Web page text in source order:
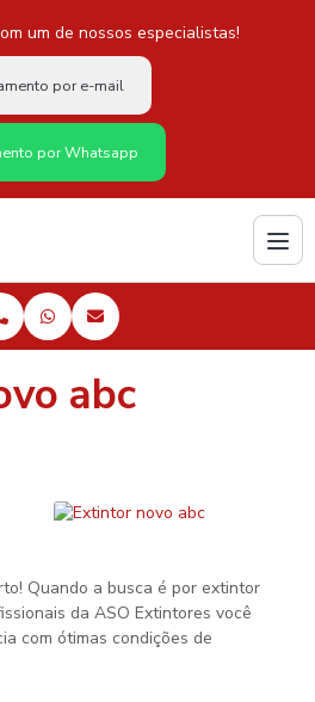
um de nossos especialistas!
por e-mail
por Whatsapp
abc
Quando a busca é por extintor
da ASO Extintores você
com ótimas condições de